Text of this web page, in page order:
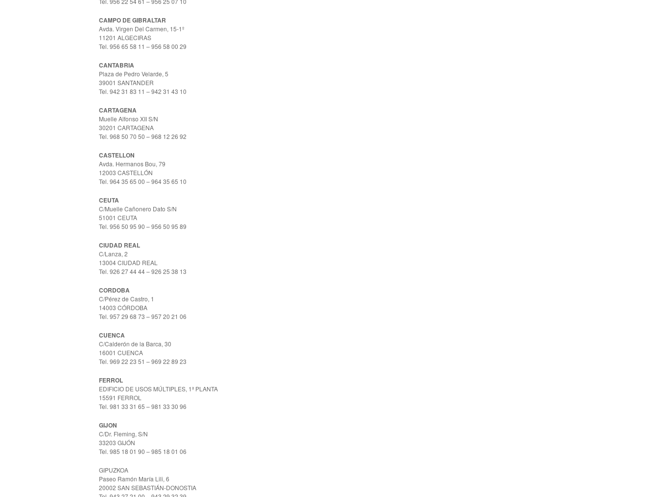
CAMPO DE GIBRALTAR
Avda. Virgen Del Carmen, 15-1º
11201 ALGECIRAS
Tel. 956 65 58 11 – 956 58 00 29
CANTABRIA
Plaza de Pedro Velarde, 5
39001 SANTANDER
Tel. 942 31 83 11 – 942 31 43 10
CARTAGENA
Muelle Alfonso XII S/N
30201 CARTAGENA
Tel. 968 50 70 50 – 968 12 26 92
CASTELLON
Avda. Hermanos Bou, 79
12003 CASTELLÓN
Tel. 964 35 65 00 – 964 35 65 10
CEUTA
C/Muelle Cañonero Dato S/N
51001 CEUTA
Tel. 956 50 95 90 – 956 50 95 89
CIUDAD REAL
C/Lanza, 2
13004 CIUDAD REAL
Tel. 926 27 44 44 – 926 25 38 13
CORDOBA
C/Pérez de Castro, 1
14003 CÓRDOBA
Tel. 957 29 68 73 – 957 20 21 06
CUENCA
C/Calderón de la Barca, 30
16001 CUENCA
Tel. 969 22 23 51 – 969 22 89 23
FERROL
EDIFICIO DE USOS MÚLTIPLES, 1ª PLANTA
15591 FERROL
Tel. 981 33 31 65 – 981 33 30 96
GIJON
C/Dr. Fleming, S/N
33203 GIJÓN
Tel. 985 18 01 90 – 985 18 01 06
GIPUZKOA
Paseo Ramón María Lili, 6
20002 SAN SEBASTIÁN-DONOSTIA